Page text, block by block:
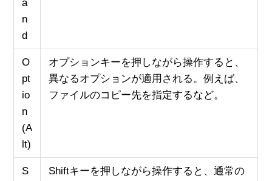
a
n
d
O
pt
io
n
(A
lt)
オプションキーを押しながら操作すると、
異なるオプションが適用される。例えば、
ファイルのコピー先を指定するなど。
S
Shiftキーを押しながら操作すると、通常の